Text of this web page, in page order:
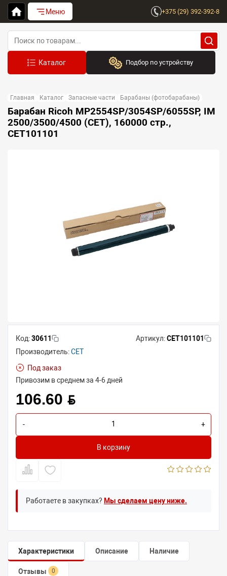
Меню +375 (29) 392-392-8
Подбор по устройству
Выберите бренд
Устройство:
Главная Каталог Запасные части Барабаны (фотобарабаны)
Барабан Ricoh MP2554SP/3054SP/6055SP, IM
2500/3500/4500 (CET), 160000 стр.,
CET101101
Код:30611 Артикул:CET101101
Производитель:CET
Под заказ
Привозим в среднем за 4-6 дней
106.60 BYN
- +
В корзину
Работаете в закупках? Мы сделаем цену ниже.
Характеристики Описание Наличие
Отзывы 0